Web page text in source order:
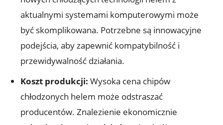
aktualnymi systemami komputerowymi może
być skomplikowana. Potrzebne są innowacyjne
podejścia, ⁢aby‍ zapewnić kompatybilność i
przewidywalność działania.
Koszt produkcji: Wysoka cena chipów
chłodzonych helem ‌może odstraszać⁣
producentów. Znalezienie ekonomicznie